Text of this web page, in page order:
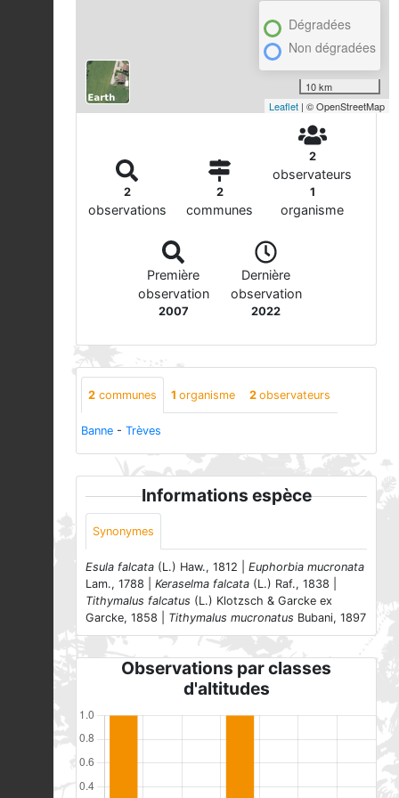
Dégradées
Non dégradées
10 km
Leaflet | © OpenStreetMap
2
observations
2
communes
2
observateurs
1
organisme
Première
observation
2007
Dernière
observation
2022
2 communes 1 organisme 2 observateurs
Banne - Trèves
Informations espèce
Synonymes
Esula falcata (L.) Haw., 1812 | Euphorbia mucronata
Lam., 1788 | Keraselma falcata (L.) Raf., 1838 |
Tithymalus falcatus (L.) Klotzsch & Garcke ex
Garcke, 1858 | Tithymalus mucronatus Bubani, 1897
Observations par classes
d'altitudes